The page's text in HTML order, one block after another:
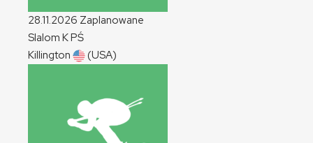
28.11.2026 Zaplanowane
Slalom KPŚ
Killington
(USA)